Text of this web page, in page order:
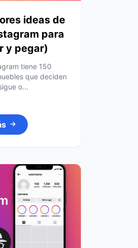
ideas de
para
y pegar)
tiene 150
que deciden
o...